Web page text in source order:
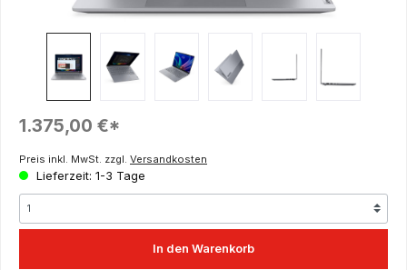
Regulärer Preis:
1.375,00 €*
Preis inkl. MwSt. zzgl. Versandkosten
Lieferzeit: 1-3 Tage
In den Warenkorb